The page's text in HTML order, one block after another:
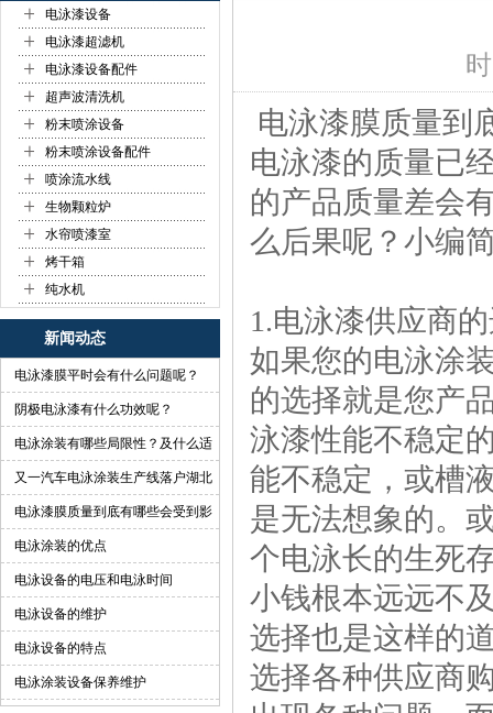
+ 电泳漆设备
+ 电泳漆超滤机
+ 电泳漆设备配件
+ 超声波清洗机
+ 粉末喷涂设备
+ 粉末喷涂设备配件
+ 喷涂流水线
+ 生物颗粒炉
+ 水帘喷漆室
+ 烤干箱
+ 纯水机
新闻动态
电泳漆膜平时会有什么问题呢？
阴极电泳漆有什么功效呢？
电泳涂装有哪些局限性？及什么适
合做电泳？
又一汽车电泳涂装生产线落户湖北
电泳漆膜质量到底有哪些会受到影
响？
电泳涂装的优点
电泳设备的电压和电泳时间
电泳设备的维护
电泳设备的特点
电泳涂装设备保养维护
电泳漆膜质量到
电泳漆的质量已
的产品质量差会
么后果呢？小编
1.电泳漆供应商
如果您的电泳涂
的选择就是您产
泳漆性能不稳定
能不稳定，或槽
是无法想象的。
个电泳长的生死
小钱根本远远不
选择也是这样的
选择各种供应商